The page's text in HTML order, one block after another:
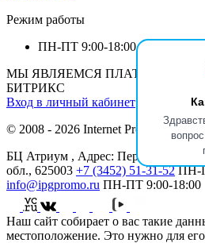
Режим работы
ПН-ПТ 9:00-18:00
МЫ ЯВЛЯЕМСЯ ПЛАТИНОВЫМ
БИТРИКС
Вход в личный кабинет
© 2008 - 2026 Internet Production
БЦ Атриум , Адрес: Перекопская
обл., 625003 +7 (3452) 51-31-52 ПН-
info@ipgpromo.ru ПН-ПТ 9:00-18:00
Наш сайт собирает о вас такие
местоположение. Это нужно для